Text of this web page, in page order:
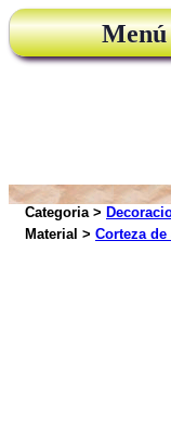
Categoria >
Material > Corteza de